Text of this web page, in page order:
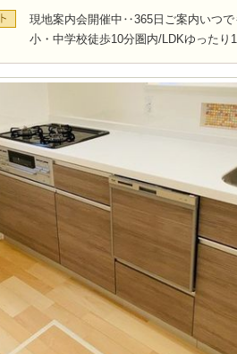
現地案内会開催中‥365日ご案内いつで
小・中学校徒歩10分圏内/LDKゆった